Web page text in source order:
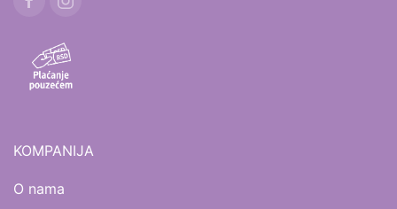
KOMPANIJA
O nama